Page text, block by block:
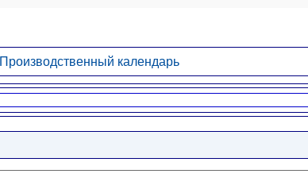
Производственный календарь